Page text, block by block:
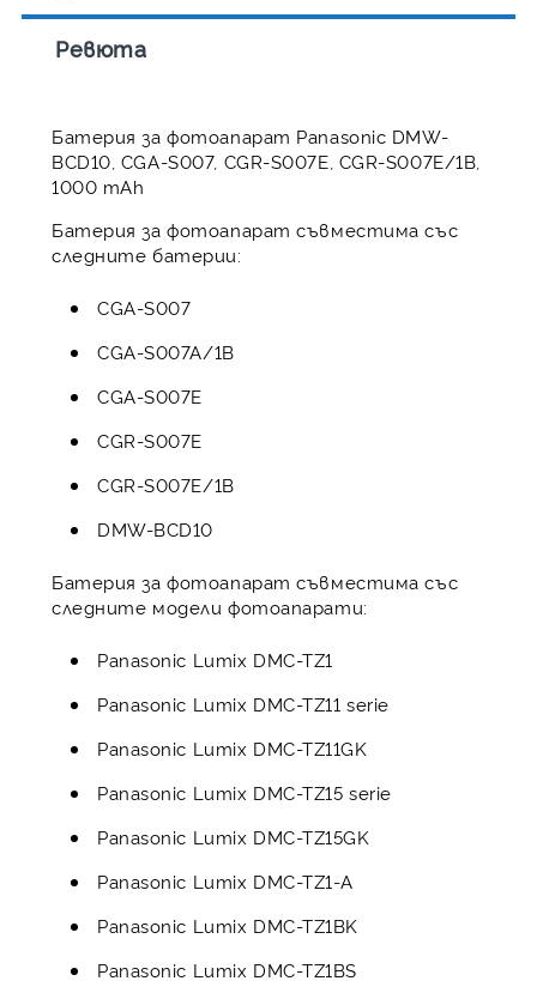
Ревюта
Батерия за фотоапарат Panasonic DMW-
BCD10, CGA-S007, CGR-S007E, CGR-S007E/1B,
1000 mAh
Батерия за фотоапарат съвместима със
следните батерии:
CGA-S007
CGA-S007A/1B
CGA-S007E
CGR-S007E
CGR-S007E/1B
DMW-BCD10
Батерия за фотоапарат съвместима със
следните модели фотоапарати:
Panasonic Lumix DMC-TZ1
Panasonic Lumix DMC-TZ11 serie
Panasonic Lumix DMC-TZ11GK
Panasonic Lumix DMC-TZ15 serie
Panasonic Lumix DMC-TZ15GK
Panasonic Lumix DMC-TZ1-A
Panasonic Lumix DMC-TZ1BK
Panasonic Lumix DMC-TZ1BS